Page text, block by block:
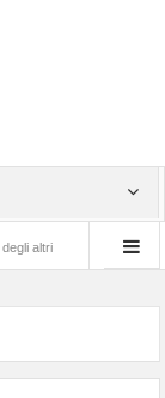
Lotta di classe…